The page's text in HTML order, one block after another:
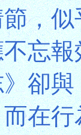
，
忘
卻
在